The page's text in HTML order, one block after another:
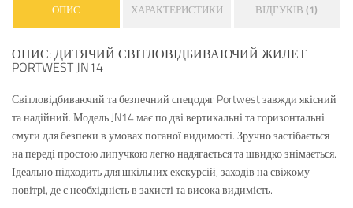
ОПИС ХАРАКТЕРИСТИКИ ВІДГУКІВ (1)
ОПИС: ДИТЯЧИЙ СВІТЛОВІДБИВАЮЧИЙ ЖИЛЕТ
PORTWEST JN14
Світловідбиваючий та безпечний спецодяг Portwest завжди якісний
та надійний. Модель JN14 має по дві вертикальні та горизонтальні
смуги для безпеки в умовах поганої видимості. Зручно застібається
на переді простою липучкою легко надягається та швидко знімається.
Ідеально підходить для шкільних екскурсій, заходів на свіжому
повітрі, де є необхідність в захисті та висока видимість.